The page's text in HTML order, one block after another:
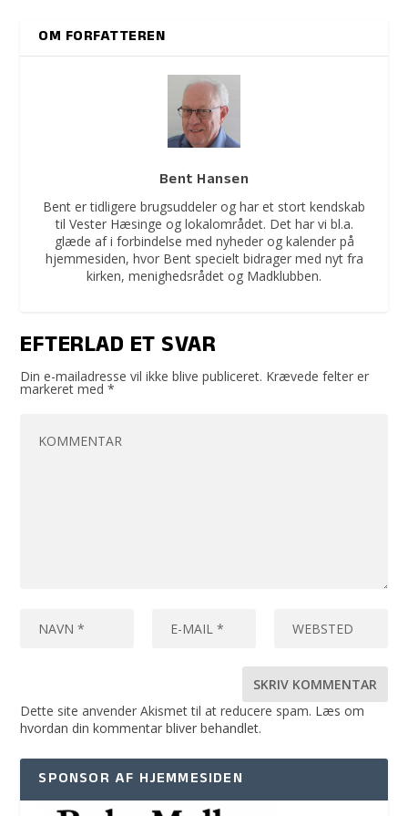
OM FORFATTEREN
Bent Hansen
Bent er tidligere brugsuddeler og har et stort kendskab
til Vester Hæsinge og lokalområdet. Det har vi bl.a.
glæde af i forbindelse med nyheder og kalender på
hjemmesiden, hvor Bent specielt bidrager med nyt fra
kirken, menighedsrådet og Madklubben.
EFTERLAD ET SVAR
Din e-mailadresse vil ikke blive publiceret. Krævede felter er
markeret med*
Dette site anvender Akismet til at reducere spam. Læs om
hvordan din kommentar bliver behandlet.
SPONSOR AF HJEMMESIDEN